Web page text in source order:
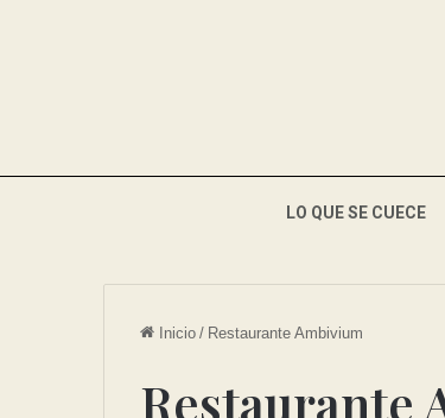
LO QUE SE CUECE
Inicio / Restaurante Ambivium
Restaurante